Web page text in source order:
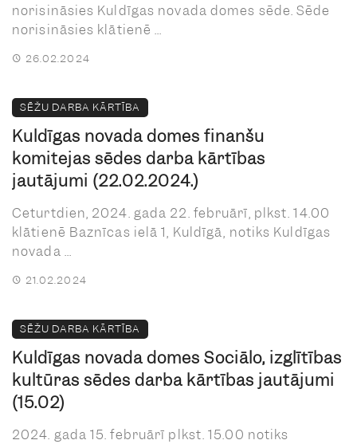
norisināsies Kuldīgas novada domes sēde. Sēde
norisināsies klātienē ...
26.02.2024
SĒŽU DARBA KĀRTĪBA
Kuldīgas novada domes finanšu
komitejas sēdes darba kārtības
jautājumi (22.02.2024.)
Ceturtdien, 2024. gada 22. februārī, plkst. 14.00
klātienē Baznīcas ielā 1, Kuldīgā, notiks Kuldīgas
novada ...
21.02.2024
SĒŽU DARBA KĀRTĪBA
Kuldīgas novada domes Sociālo, izglītības
kultūras sēdes darba kārtības jautājumi
(15.02)
2024. gada 15. februārī plkst. 15.00 notiks